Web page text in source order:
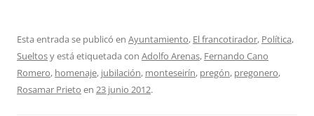
Esta entrada se publicó en Ayuntamiento, El francotirador, Política,
Sueltosy está etiquetada con Adolfo Arenas, Fernando Cano
Romero, homenaje, jubilación, monteseirín, pregón, pregonero,
Rosamar Prieto en 23 junio 2012.